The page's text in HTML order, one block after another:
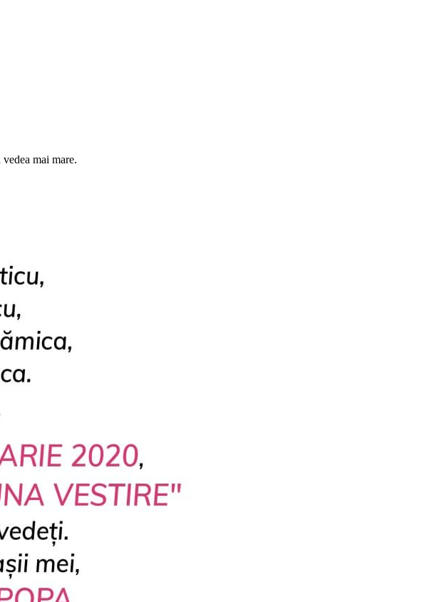
mai mare.